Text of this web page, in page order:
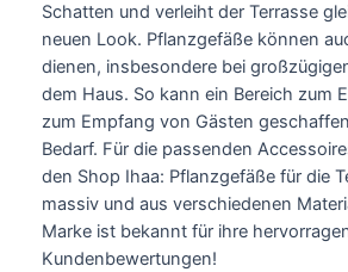
Schatten und verleiht der Terrasse
neuen Look. Pflanzgefäße können
dienen, insbesondere bei
dem Haus. So kann ein Bereich zum
zum Empfang von Gästen
Bedarf. Für die passenden
den Shop Ihaa: Pflanzgefäße für die
massiv und aus verschiedenen
Marke ist bekannt für ihre
Kundenbewertungen!